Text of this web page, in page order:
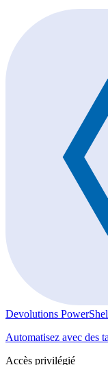
Devolutions
Automatisez avec des
Accès privilégié